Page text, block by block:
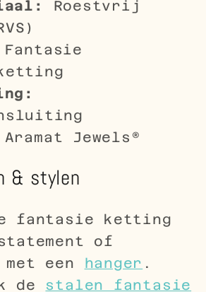
Roestvrij
Fantasie
Aramat Jewels®
& stylen
fantasie ketting
of
met een hanger .
de stalen fantasie